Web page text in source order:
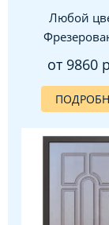
Любой
от 9860